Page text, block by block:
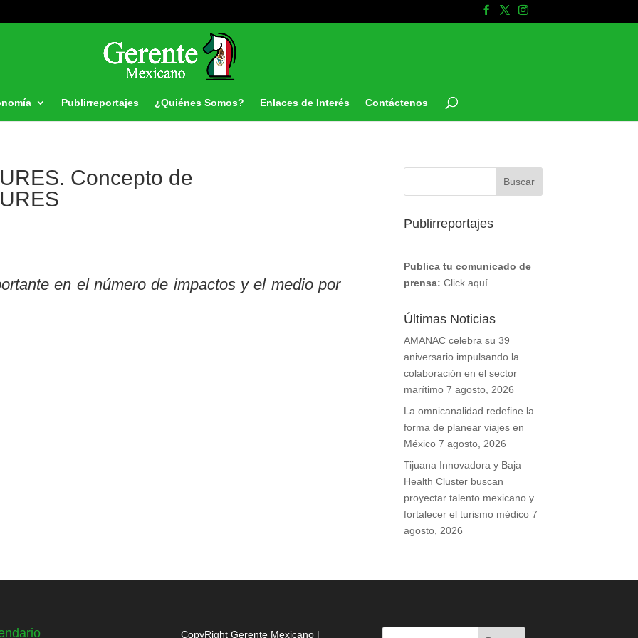
Publirreportajes ¿Quiénes Somos? Enlaces de Interés Contáctenos
Concepto de
en el número de impactos y el medio por
Publirreportajes
Publica tu comunicado de
prensa: Click aquí
Últimas Noticias
AMANAC celebra su 39
aniversario impulsando la
colaboración en el sector
marítimo 7 agosto, 2026
La omnicanalidad redefine la
forma de planear viajes en
México 7 agosto, 2026
Tijuana Innovadora y Baja
Health Cluster buscan
proyectar talento mexicano y
fortalecer el turismo médico 7
agosto, 2026
CopyRight Gerente Mexicano |